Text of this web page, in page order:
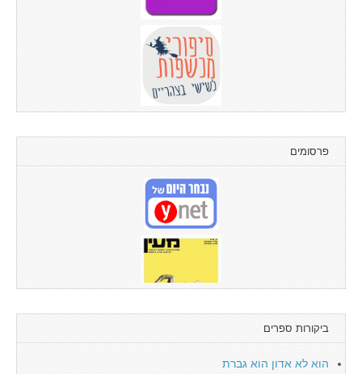
פרסומים
ביקורות ספרים
הוא לא אדון הוא גברת